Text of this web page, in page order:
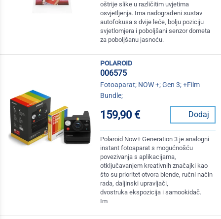
oštrije slike u različitim uvjetima
osvjetljenja. Ima nadograđeni sustav
autofokusa s dvije leće, bolju poziciju
svjetlomjera i poboljšani senzor dometa
za poboljšanu jasnoću.
polaroid
006575
Fotoaparat; NOW +; Gen 3; +Film
Bundle;
159,90 € Dodaj
Polaroid Now+ Generation 3 je analogni
instant fotoaparat s mogućnošću
povezivanja s aplikacijama,
otključavanjem kreativnih značajki kao
što su prioritet otvora blende, ručni način
rada, daljinski upravljači,
dvostruka ekspozicija i samookidač.
Im